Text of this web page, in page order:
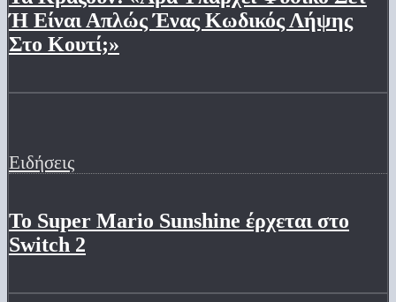
Ή Είναι Απλώς Ένας Κωδικός Λήψης
Στο Κουτί;»
Ειδήσεις
Το Super Mario Sunshine έρχεται στο
Switch 2